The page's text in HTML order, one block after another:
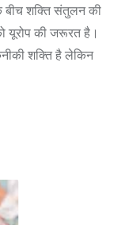
शक्ति संतुलन की
यूरोप की जरूरत है।
शक्ति है लेकिन